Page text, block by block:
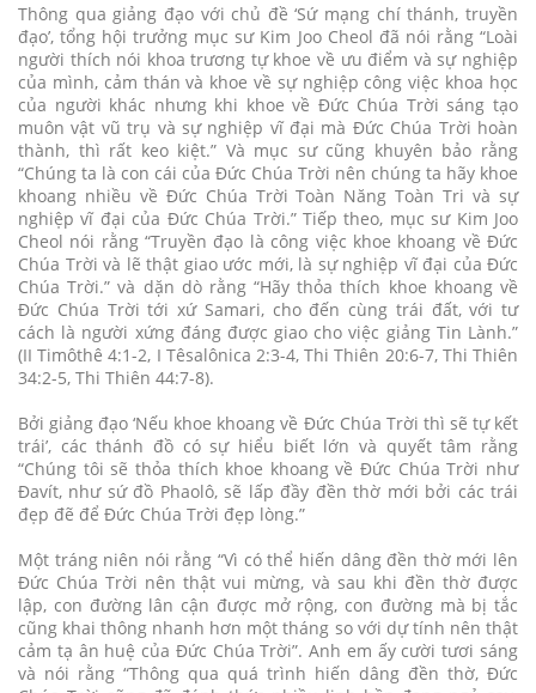
Thông qua giảng đạo với chủ đề ‘Sứ mạng chí thánh, truyền
đạo’, tổng hội trưởng mục sư Kim Joo Cheol đã nói rằng “Loài
người thích nói khoa trương tự khoe về ưu điểm và sự nghiệp
của mình, cảm thán và khoe về sự nghiệp công việc khoa học
của người khác nhưng khi khoe về Đức Chúa Trời sáng tạo
muôn vật vũ trụ và sự nghiệp vĩ đại mà Đức Chúa Trời hoàn
thành, thì rất keo kiệt.” Và mục sư cũng khuyên bảo rằng
“Chúng ta là con cái của Đức Chúa Trời nên chúng ta hãy khoe
khoang nhiều về Đức Chúa Trời Toàn Năng Toàn Tri và sự
nghiệp vĩ đại của Đức Chúa Trời.” Tiếp theo, mục sư Kim Joo
Cheol nói rằng “Truyền đạo là công việc khoe khoang về Đức
Chúa Trời và lẽ thật giao ước mới, là sự nghiệp vĩ đại của Đức
Chúa Trời.” và dặn dò rằng “Hãy thỏa thích khoe khoang về
Đức Chúa Trời tới xứ Samari, cho đến cùng trái đất, với tư
cách là người xứng đáng được giao cho việc giảng Tin Lành.”
(II Timôthê 4:1-2, I Têsalônica 2:3-4, Thi Thiên 20:6-7, Thi Thiên
34:2-5, Thi Thiên 44:7-8).
Bởi giảng đạo ‘Nếu khoe khoang về Đức Chúa Trời thì sẽ tự kết
trái’, các thánh đồ có sự hiểu biết lớn và quyết tâm rằng
“Chúng tôi sẽ thỏa thích khoe khoang về Đức Chúa Trời như
Đavít, như sứ đồ Phaolô, sẽ lấp đầy đền thờ mới bởi các trái
đẹp đẽ để Đức Chúa Trời đẹp lòng.”
Một tráng niên nói rằng “Vì có thể hiến dâng đền thờ mới lên
Đức Chúa Trời nên thật vui mừng, và sau khi đền thờ được
lập, con đường lân cận được mở rộng, con đường mà bị tắc
cũng khai thông nhanh hơn một tháng so với dự tính nên thật
cảm tạ ân huệ của Đức Chúa Trời”. Anh em ấy cười tươi sáng
và nói rằng “Thông qua quá trình hiến dâng đền thờ, Đức